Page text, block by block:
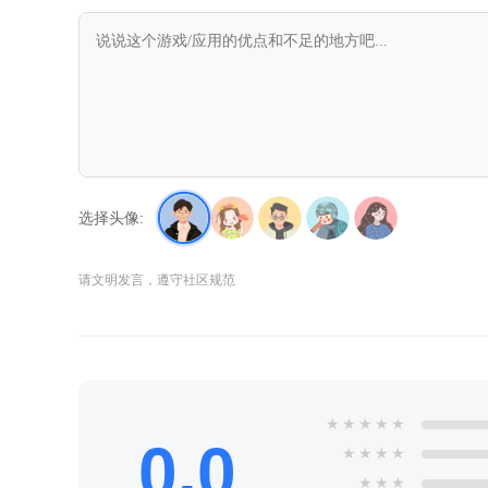
选择头像:
请文明发言，遵守社区规范
0.0
★ ★ ★ ★ ★
★ ★ ★ ★
★ ★ ★